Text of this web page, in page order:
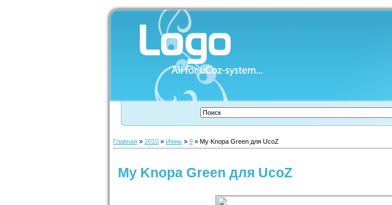
Главная » 2010 » Июнь » 9 » My Knopa Green для UcoZ
My Knopa Green для UcoZ